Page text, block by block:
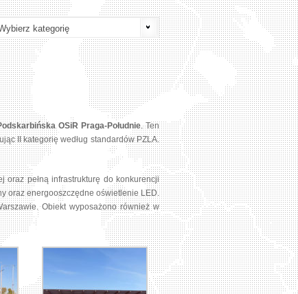
OSiR Praga-Południe. Ten
II kategorię według standardów PZLA.
pełną infrastrukturę do konkurencji
oraz energooszczędne oświetlenie LED.
Obiekt wyposażono również w